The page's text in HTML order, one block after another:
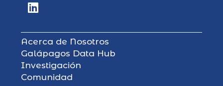
Acerca de Nosotros
Galápagos Data Hub
Investigación
Comunidad